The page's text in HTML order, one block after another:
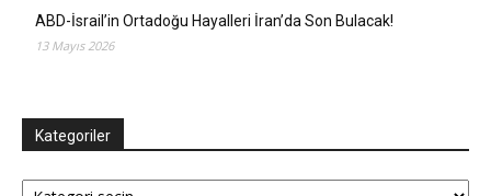
ABD-İsrail’in Ortadoğu Hayalleri İran’da Son Bulacak!
13 Mayıs 2026
Kategoriler
Kategoriler